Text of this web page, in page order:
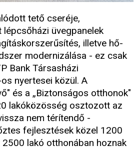
tető cseréje,
lépcsőházi üvegpanelek
illetve hő-
modernizálása - ez csak
Bank Társasházi
nyertesei közül. A
és a „Biztonságos otthonok"
lakóközösség osztozott az
nem térítendő -
fejlesztések közel 1200
lakó otthonában hoznak